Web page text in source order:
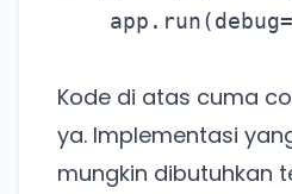
Kode di atas cuma
ya. Implementasi
mungkin dibutuhkan
Punya website SMM
pakai Zona
Coba